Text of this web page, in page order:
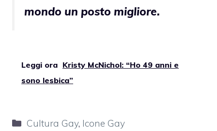
mondo un posto migliore.
Leggi ora Kristy McNichol: “Ho 49 anni e
sono lesbica”
Categorie
Cultura Gay, Icone Gay